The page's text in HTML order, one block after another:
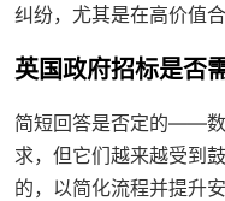
纠纷，尤其是在高价值
英国政府招标是否
简短回答是否定的——
求，但它们越来越受到
的，以简化流程并提升